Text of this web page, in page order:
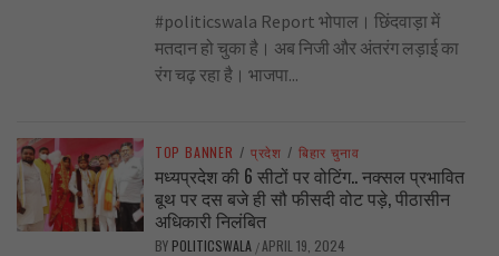
#politicswala Report भोपाल। छिंदवाड़ा में
मतदान हो चुका है। अब निजी और अंतरंग लड़ाई का
रंग चढ़ रहा है। भाजपा...
TOP BANNER / प्रदेश / बिहार चुनाव
मध्यप्रदेश की 6 सीटों पर वोटिंग.. नक्सल प्रभावित
बूथ पर दस बजे ही सौ फीसदी वोट पड़े, पीठासीन
अधिकारी निलंबित
BY POLITICSWALA /APRIL 19, 2024